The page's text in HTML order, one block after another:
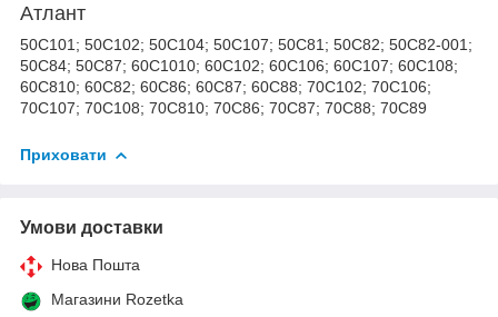
Атлант
50C101; 50C102; 50C104; 50C107; 50C81; 50C82; 50C82-001;
50C84; 50C87; 60C1010; 60C102; 60C106; 60C107; 60C108;
60C810; 60C82; 60C86; 60C87; 60C88; 70C102; 70C106;
70C107; 70C108; 70C810; 70C86; 70C87; 70C88; 70C89
Приховати
Умови доставки
Нова Пошта
Магазини Rozetka